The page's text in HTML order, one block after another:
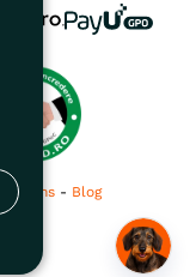
Terms- Blog